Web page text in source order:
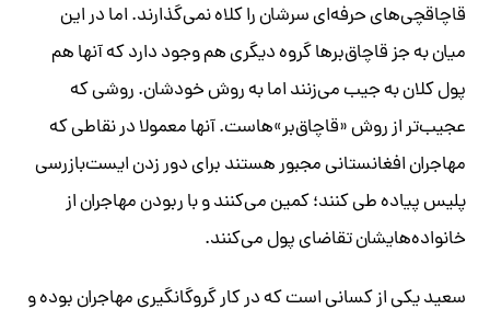
قاچاقچی‌های حرفه‌ای سرشان را کلاه نمی‌گذارند. اما در این
میان به جز قاچاق‌بر‌ها گروه دیگری هم وجود دارد که آنها هم
پول کلان به جیب می‌زنند اما به روش خودشان. روشی که
عجیب‌تر از روش «قاچاق‌بر»‌هاست. آنها معمولا در نقاطی که
مهاجران افغانستانی مجبور هستند برای دور زدن ایست‌بازرسی
پلیس پیاده طی کنند؛ کمین می‌کنند و با ربودن مهاجران از
خانواده‌هایشان تقاضای پول می‌کنند.
سعید یکی از کسانی است که در کار گروگانگیری مهاجران بوده و